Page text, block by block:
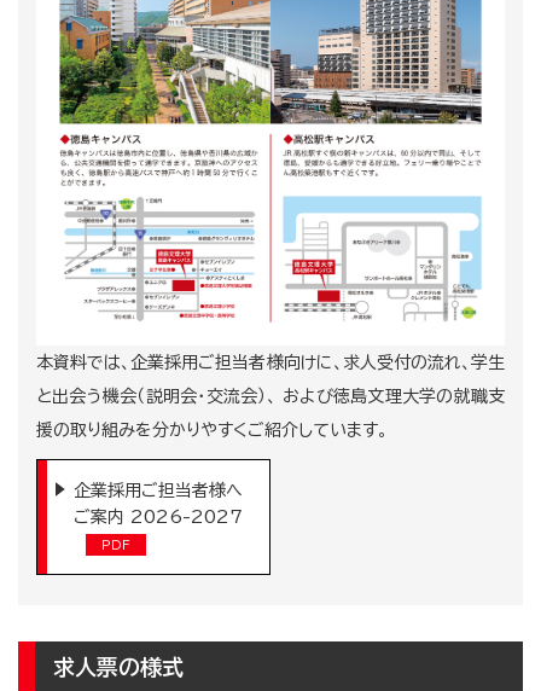
本資料では、企業採用ご担当者様向けに、求人受付の流れ、学生
と出会う機会（説明会・交流会）、 および徳島文理大学の就職支
援の取り組みを分かりやすくご紹介しています。
企業採用ご担当者様へ
ご案内 2026-2027
求人票の様式